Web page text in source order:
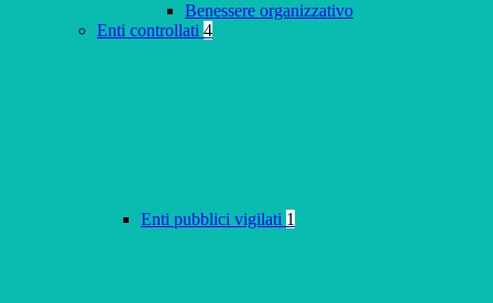
Benessere organizzativo
Enti controllati 4
Enti pubblici vigilati 1